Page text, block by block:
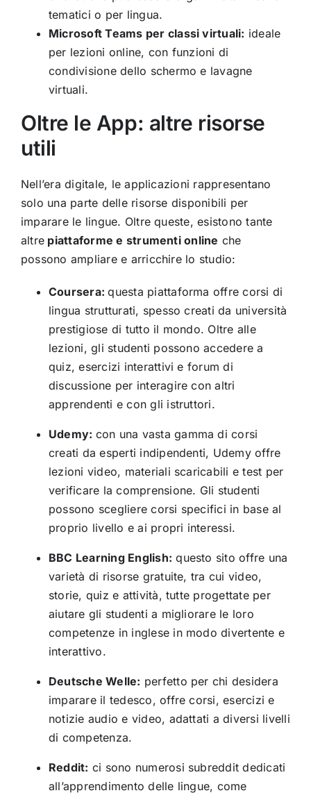
tematici o per lingua.
Microsoft Teams per classi virtuali: ideale
per lezioni online, con funzioni di
condivisione dello schermo e lavagne
virtuali.
Oltre le App: altre risorse
utili
Nell’era digitale, le applicazioni rappresentano
solo una parte delle risorse disponibili per
imparare le lingue. Oltre queste, esistono tante
altre piattaforme e strumenti online che
possono ampliare e arricchire lo studio:
Coursera:questa piattaforma offre corsi di
lingua strutturati, spesso creati da università
prestigiose di tutto il mondo. Oltre alle
lezioni, gli studenti possono accedere a
quiz, esercizi interattivi e forum di
discussione per interagire con altri
apprendenti e con gli istruttori.
Udemy: con una vasta gamma di corsi
creati da esperti indipendenti, Udemy offre
lezioni video, materiali scaricabili e test per
verificare la comprensione. Gli studenti
possono scegliere corsi specifici in base al
proprio livello e ai propri interessi.
BBC Learning English: questo sito offre una
varietà di risorse gratuite, tra cui video,
storie, quiz e attività, tutte progettate per
aiutare gli studenti a migliorare le loro
competenze in inglese in modo divertente e
interattivo.
Deutsche Welle: perfetto per chi desidera
imparare il tedesco, offre corsi, esercizi e
notizie audio e video, adattati a diversi livelli
di competenza.
Reddit: ci sono numerosi subreddit dedicati
all’apprendimento delle lingue, come